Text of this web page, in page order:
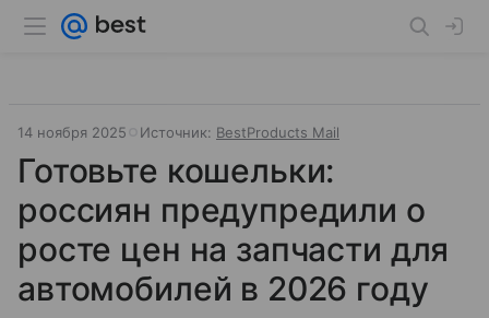
14 ноября 2025 Источник: BestProducts Mail
Готовьте кошельки:
россиян предупредили о
росте цен на запчасти для
автомобилей в 2026 году